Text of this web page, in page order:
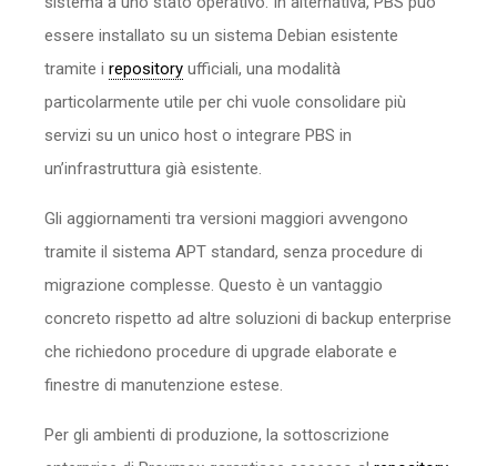
essere installato su un sistema Debian esistente
tramite i repository ufficiali, una modalità
particolarmente utile per chi vuole consolidare più
servizi su un unico host o integrare PBS in
un’infrastruttura già esistente.
Gli aggiornamenti tra versioni maggiori avvengono
tramite il sistema APT standard, senza procedure di
migrazione complesse. Questo è un vantaggio
concreto rispetto ad altre soluzioni di backup enterprise
che richiedono procedure di upgrade elaborate e
finestre di manutenzione estese.
Per gli ambienti di produzione, la sottoscrizione